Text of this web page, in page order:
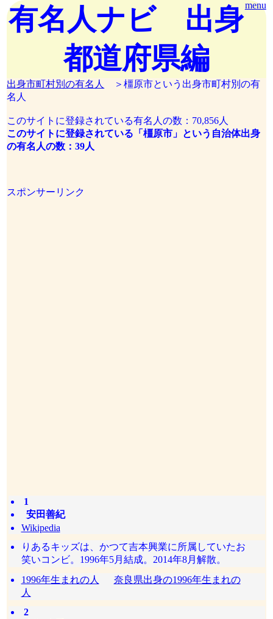
menu
有名人ナビ 出身
都道府県編
出身市町村別の有名人
＞橿原市という出身市町村別の有
名人
このサイトに登録されている有名人の数：70,856人
このサイトに登録されている「橿原市」という自治体出身
の有名人の数：39人
スポンサーリンク
1
安田善紀
Wikipedia
りあるキッズは、かつて吉本興業に所属していたお
笑いコンビ。1996年5月結成。2014年8月解散。
1996年生まれの人
奈良県出身の1996年生まれの
人
2